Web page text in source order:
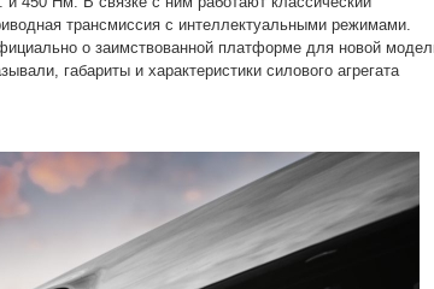
трансмиссия с интеллектуальными режимами.
о заимствованной платформе для новой
габариты и характеристики силового агрегата